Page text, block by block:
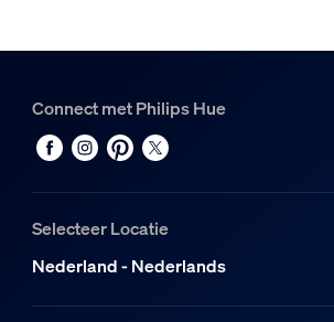
Connect met Philips Hue
Selecteer Locatie
Nederland - Nederlands